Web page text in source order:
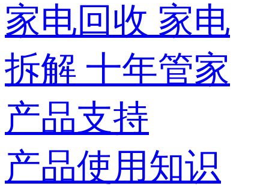
家电回收 家电
拆解 十年管家
产品支持
产品使用知识